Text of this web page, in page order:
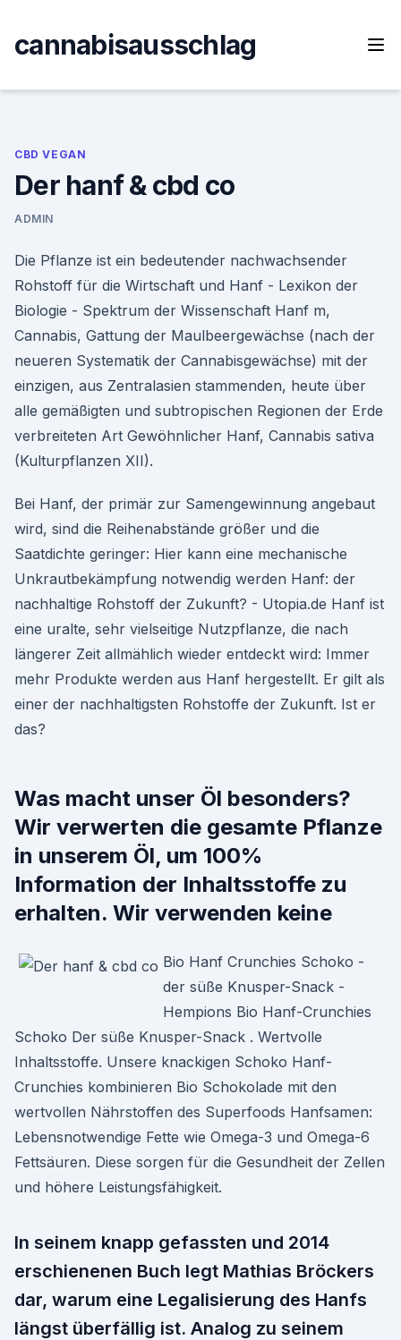
content
cannabisausschlag
CBD VEGAN
Der hanf & cbd co
ADMIN
Die Pflanze ist ein bedeutender nachwachsender
Rohstoff für die Wirtschaft und Hanf - Lexikon der
Biologie - Spektrum der Wissenschaft Hanf m,
Cannabis, Gattung der Maulbeergewächse (nach der
neueren Systematik der Cannabisgewächse) mit der
einzigen, aus Zentralasien stammenden, heute über
alle gemäßigten und subtropischen Regionen der Erde
verbreiteten Art Gewöhnlicher Hanf, Cannabis sativa
(Kulturpflanzen XII).
Bei Hanf, der primär zur Samengewinnung angebaut
wird, sind die Reihenabstände größer und die
Saatdichte geringer: Hier kann eine mechanische
Unkrautbekämpfung notwendig werden Hanf: der
nachhaltige Rohstoff der Zukunft? - Utopia.de Hanf ist
eine uralte, sehr vielseitige Nutzpflanze, die nach
längerer Zeit allmählich wieder entdeckt wird: Immer
mehr Produkte werden aus Hanf hergestellt. Er gilt als
einer der nachhaltigsten Rohstoffe der Zukunft. Ist er
das?
Was macht unser Öl besonders?
Wir verwerten die gesamte Pflanze
in unserem Öl, um 100%
Information der Inhaltsstoffe zu
erhalten. Wir verwenden keine
Bio Hanf Crunchies Schoko -
der süße Knusper-Snack -
Hempions Bio Hanf-Crunchies
Schoko Der süße Knusper-Snack . Wertvolle
Inhaltsstoffe. Unsere knackigen Schoko Hanf-
Crunchies kombinieren Bio Schokolade mit den
wertvollen Nährstoffen des Superfoods Hanfsamen:
Lebensnotwendige Fette wie Omega-3 und Omega-6
Fettsäuren. Diese sorgen für die Gesundheit der Zellen
und höhere Leistungsfähigkeit.
In seinem knapp gefassten und 2014
erschienenen Buch legt Mathias Bröckers
dar, warum eine Legalisierung des Hanfs
längst überfällig ist. Analog zu seinem